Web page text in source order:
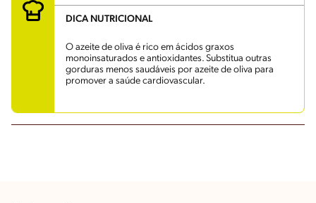
DICA NUTRICIONAL
O azeite de oliva é rico em ácidos graxos
monoinsaturados e antioxidantes. Substitua outras
gorduras menos saudáveis por azeite de oliva para
promover a saúde cardiovascular.